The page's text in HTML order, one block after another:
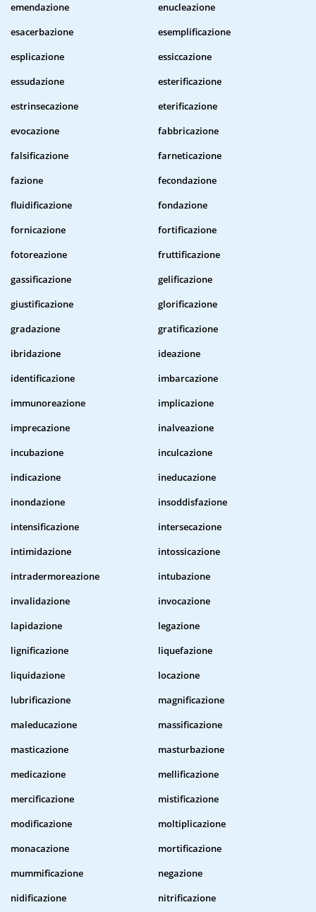
emendazione
enucleazione
esacerbazione
esemplificazione
esplicazione
essiccazione
essudazione
esterificazione
estrinsecazione
eterificazione
evocazione
fabbricazione
falsificazione
farneticazione
fazione
fecondazione
fluidificazione
fondazione
fornicazione
fortificazione
fotoreazione
fruttificazione
gassificazione
gelificazione
giustificazione
glorificazione
gradazione
gratificazione
ibridazione
ideazione
identificazione
imbarcazione
immunoreazione
implicazione
imprecazione
inalveazione
incubazione
inculcazione
indicazione
ineducazione
inondazione
insoddisfazione
intensificazione
intersecazione
intimidazione
intossicazione
intradermoreazione
intubazione
invalidazione
invocazione
lapidazione
legazione
lignificazione
liquefazione
liquidazione
locazione
lubrificazione
magnificazione
maleducazione
massificazione
masticazione
masturbazione
medicazione
mellificazione
mercificazione
mistificazione
modificazione
moltiplicazione
monacazione
mortificazione
mummificazione
negazione
nidificazione
nitrificazione